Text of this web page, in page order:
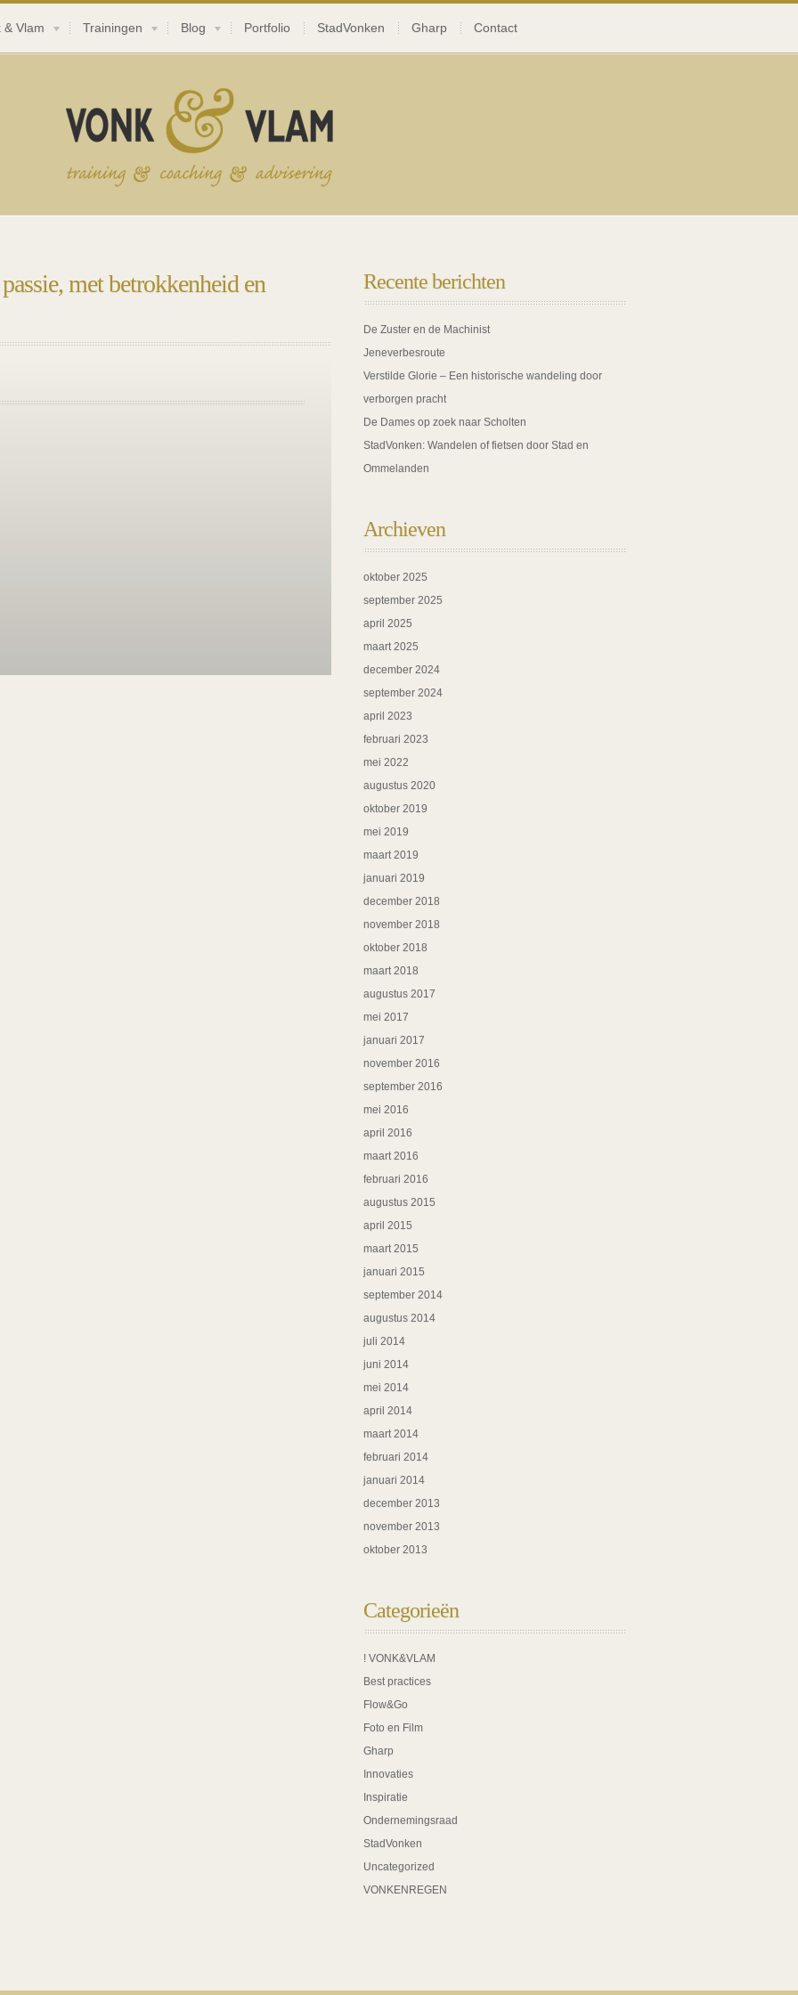
& Vlam Trainingen Blog Portfolio StadVonken Gharp Contact
met betrokkenheid en
Recente berichten
De Zuster en de Machinist
Jeneverbesroute
Verstilde Glorie – Een historische wandeling door
verborgen pracht
De Dames op zoek naar Scholten
StadVonken: Wandelen of fietsen door Stad en
Ommelanden
Archieven
oktober 2025
september 2025
april 2025
maart 2025
december 2024
september 2024
april 2023
februari 2023
mei 2022
augustus 2020
oktober 2019
mei 2019
maart 2019
januari 2019
december 2018
november 2018
oktober 2018
maart 2018
augustus 2017
mei 2017
januari 2017
november 2016
september 2016
mei 2016
april 2016
maart 2016
februari 2016
augustus 2015
april 2015
maart 2015
januari 2015
september 2014
augustus 2014
juli 2014
juni 2014
mei 2014
april 2014
maart 2014
februari 2014
januari 2014
december 2013
november 2013
oktober 2013
Categorieën
! VONK&VLAM
Best practices
Flow&Go
Foto en Film
Gharp
Innovaties
Inspiratie
Ondernemingsraad
StadVonken
Uncategorized
VONKENREGEN